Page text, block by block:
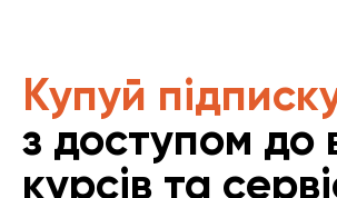
Купуй
з доступом до
курсів та